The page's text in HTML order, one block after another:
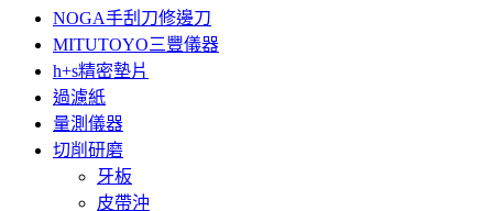
NOGA手刮刀修邊刀
MITUTOYO三豐儀器
h+s精密墊片
過濾紙
量測儀器
切削研磨
牙板
皮帶沖